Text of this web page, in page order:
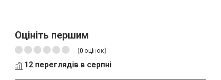
Оцініть першим
(0 оцінок)
12 переглядів в серпні